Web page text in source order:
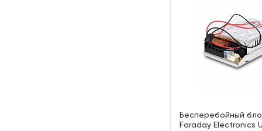
Бесперебойный
Faraday Electronics